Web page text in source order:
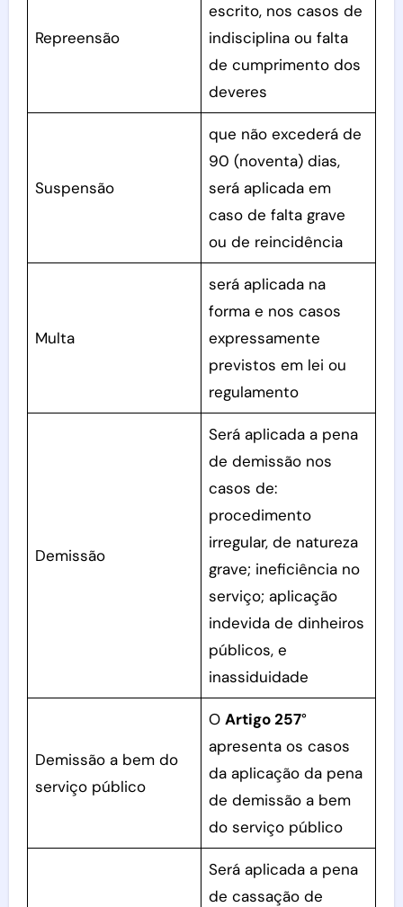
Repreensão
escrito, nos casos de
indisciplina ou falta
de cumprimento dos
deveres
Suspensão
que não excederá de
90 (noventa) dias,
será aplicada em
caso de falta grave
ou de reincidência
Multa
será aplicada na
forma e nos casos
expressamente
previstos em lei ou
regulamento
Demissão
Será aplicada a pena
de demissão nos
casos de:
procedimento
irregular, de natureza
grave; ineficiência no
serviço; aplicação
indevida de dinheiros
públicos, e
inassiduidade
Demissão a bem do
serviço público
OArtigo 257°
apresenta os casos
da aplicação da pena
de demissão a bem
do serviço público
Será aplicada a pena
de cassação de